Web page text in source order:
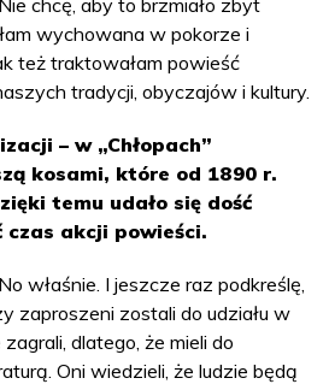
wychowana w pokorze i
też traktowałam powieść
tradycji, obyczajów i kultury.
– w „Chłopach”
kosami, które od 1890 r.
temu udało się dość
czas akcji powieści.
No właśnie. I jeszcze raz podkreślę,
zaproszeni zostali do udziału w
dlatego, że mieli do
Oni wiedzieli, że ludzie będą